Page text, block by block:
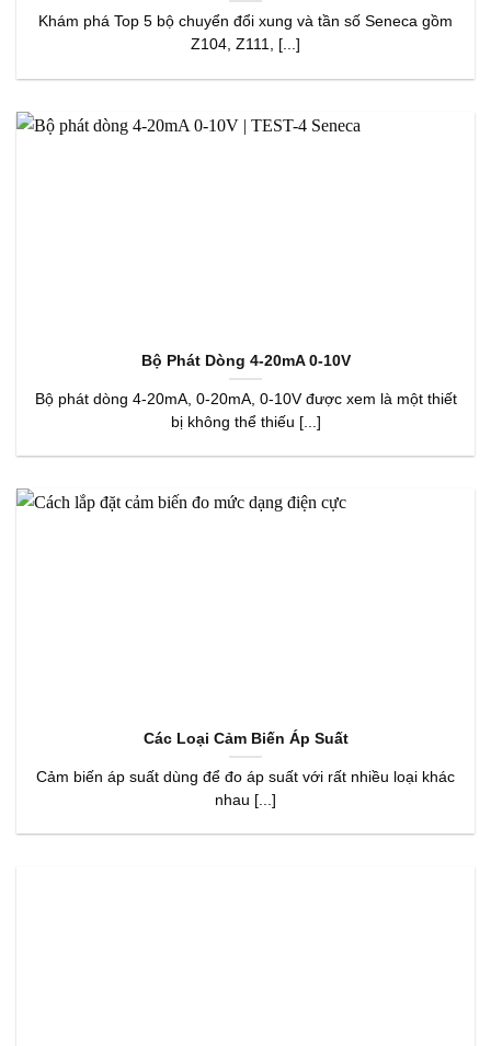
Khám phá Top 5 bộ chuyển đổi xung và tần số Seneca gồm
Z104, Z111, [...]
Bộ Phát Dòng 4-20mA 0-10V
Bộ phát dòng 4-20mA, 0-20mA, 0-10V được xem là một thiết
bị không thể thiếu [...]
Các Loại Cảm Biến Áp Suất
Cảm biến áp suất dùng để đo áp suất với rất nhiều loại khác
nhau [...]